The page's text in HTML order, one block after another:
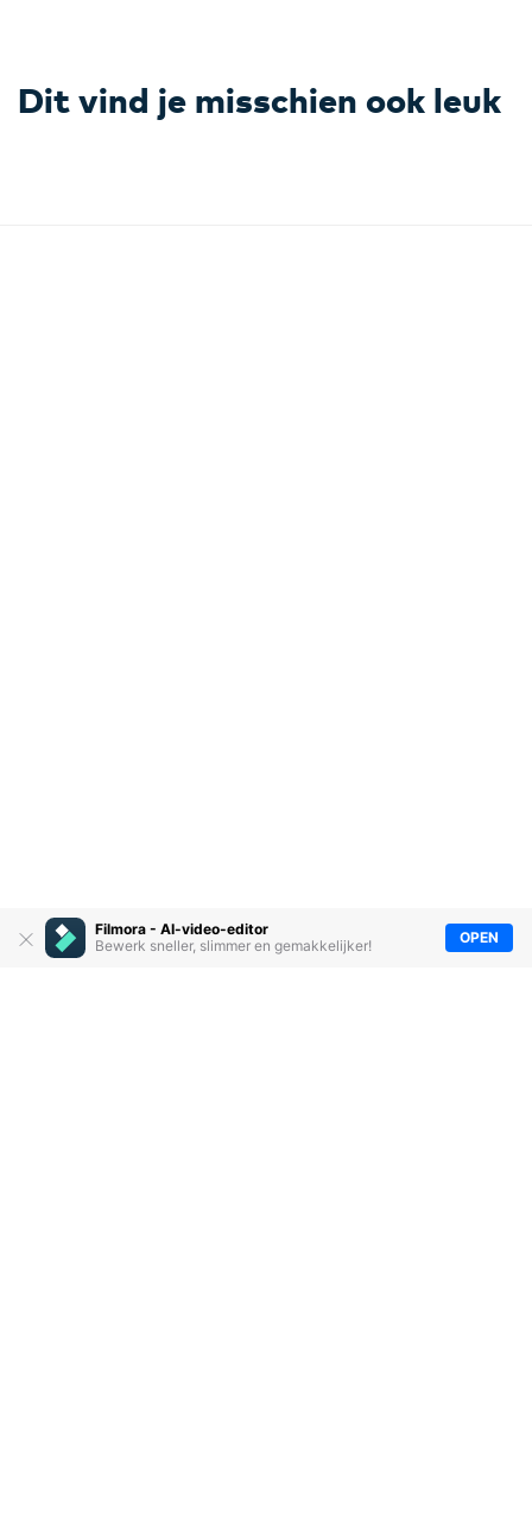
Filmora - AI-video-editor
Bewerk sneller, slimmer en gemakkelijker!
OPEN
Dit vind je misschien ook leuk